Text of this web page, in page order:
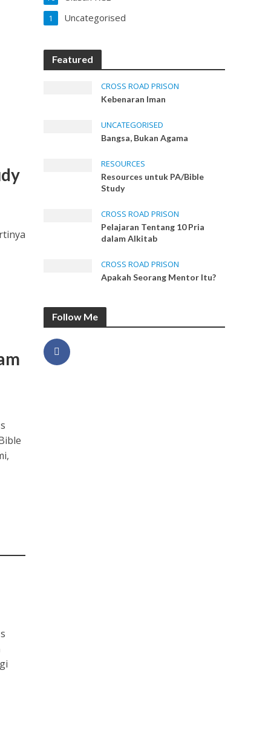
Uncategorised
1
Featured
CROSS ROAD PRISON
Kebenaran Iman
UNCATEGORISED
Bangsa, Bukan Agama
RESOURCES
Resources untuk PA/Bible
Study
CROSS ROAD PRISON
Pelajaran Tentang 10 Pria
dalam Alkitab
CROSS ROAD PRISON
Apakah Seorang Mentor Itu?
Follow Me